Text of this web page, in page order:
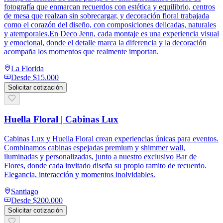
fotografía que enmarcan recuerdos con estética y equilibrio, centros
de mesa que realzan sin sobrecargar, y decoración floral trabajada
como el corazón del diseño, con composiciones delicadas, naturales
y atemporales.En Deco Jenn, cada montaje es una experiencia visual
y emocional, donde el detalle marca la diferencia y la decoración
acompaña los momentos que realmente importan.
La Florida
Desde $15.000
Solicitar cotización
Huella Floral | Cabinas Lux
Cabinas Lux y Huella Floral crean experiencias únicas para eventos.
Combinamos cabinas espejadas premium y shimmer wall,
iluminadas y personalizadas, junto a nuestro exclusivo Bar de
Flores, donde cada invitado diseña su propio ramito de recuerdo.
Elegancia, interacción y momentos inolvidables.
Santiago
Desde $200.000
Solicitar cotización